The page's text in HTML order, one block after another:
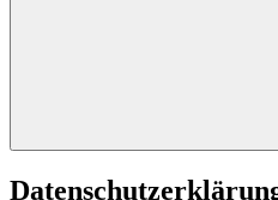
Suchen